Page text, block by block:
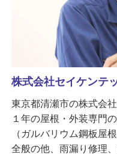
株式会社セイケンテ
東京都清瀬市の株式会
１年の屋根・外装専門
（ガルバリウム鋼板屋
全般の他、雨漏り修理